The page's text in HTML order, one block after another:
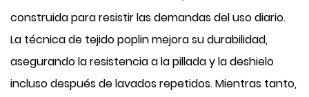
construida para resistir las demandas del uso diario.
La técnica de tejido poplin mejora su durabilidad,
asegurando la resistencia a la pillada y la deshielo
incluso después de lavados repetidos. Mientras tanto,